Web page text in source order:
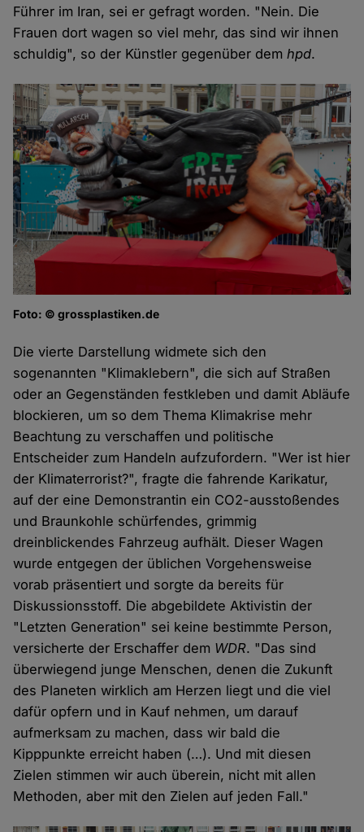
Führer im Iran, sei er gefragt worden. "Nein. Die
Frauen dort wagen so viel mehr, das sind wir ihnen
schuldig", so der Künstler gegenüber demhpd.
Foto: © grossplastiken.de
Die vierte Darstellung widmete sich den
sogenannten "Klimaklebern", die sich auf Straßen
oder an Gegenständen festkleben und damit Abläufe
blockieren, um so dem Thema Klimakrise mehr
Beachtung zu verschaffen und politische
Entscheider zum Handeln aufzufordern. "Wer ist hier
der Klimaterrorist?", fragte die fahrende Karikatur,
auf der eine Demonstrantin ein CO2-ausstoßendes
und Braunkohle schürfendes, grimmig
dreinblickendes Fahrzeug aufhält. Dieser Wagen
wurde entgegen der üblichen Vorgehensweise
vorab präsentiert und sorgte da bereits für
Diskussionsstoff. Die abgebildete Aktivistin der
"Letzten Generation" sei keine bestimmte Person,
versicherte der Erschaffer dem WDR. "Das sind
überwiegend junge Menschen, denen die Zukunft
des Planeten wirklich am Herzen liegt und die viel
dafür opfern und in Kauf nehmen, um darauf
aufmerksam zu machen, dass wir bald die
Kipppunkte erreicht haben (…). Und mit diesen
Zielen stimmen wir auch überein, nicht mit allen
Methoden, aber mit den Zielen auf jeden Fall."